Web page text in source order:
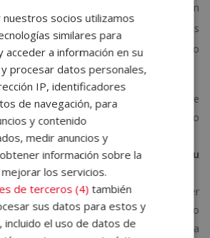
la salud y cuidados básicos de un
A continuación te dejamos otros
tendrás que preguntar a tu veterinario o
caída del pelode tu perro. Tienes que
la pérdida tiene que ver con la muda y no
cómo y cada cuánto bañar a tu
hábitos de higiene. El perro debe saber
agradable. Para ello, intenta bañarlo
hora y asegurándote de que la
socios utilizamos
similares para
acceder a información en su
procesar datos personales,
IP, identificadores
de navegación, para
y contenido
medir anuncios y
información sobre la
mejorar los servicios.
de terceros (4)también
sus datos para estos y
el uso de datos de